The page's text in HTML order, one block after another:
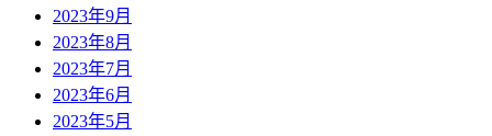
2023年9月
2023年8月
2023年7月
2023年6月
2023年5月